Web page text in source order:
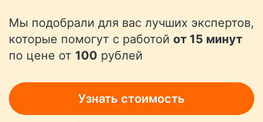
Мы подобрали для вас лучших экспертов,
которые помогут с работой от 15 минут
по цене от 100 рублей
Узнать стоимость